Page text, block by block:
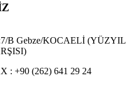
B Gebze/KOCAELİ (YÜZYIL
: +90 (262) 641 29 24